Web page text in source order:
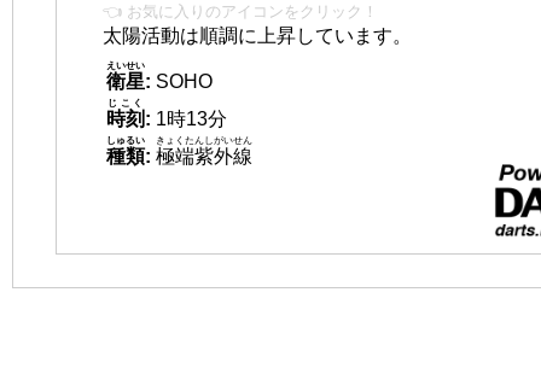
👈 お気に入りのアイコンをクリック！
太陽活動は順調に上昇しています。
衛星
えいせい
: SOHO
時刻
じこく
: 1時13分
種類
しゅるい
: 極端紫外線
きょくたんしがいせん